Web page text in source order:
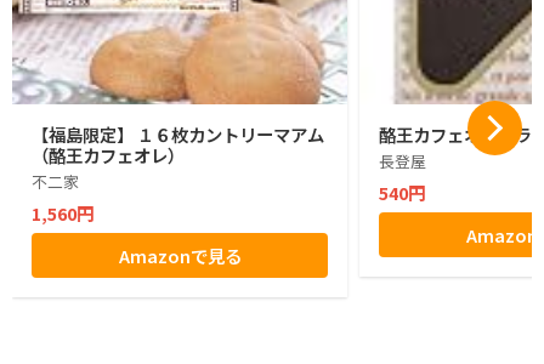
【福島限定】 １６枚カントリーマアム
（酪王カフェオレ）
不二家
1,560円
Amazonで見る
酪王カフェオレクラ
長登屋
540円
Amazon